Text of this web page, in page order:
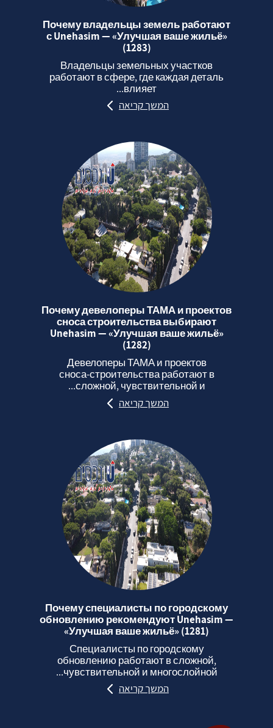
Почему владельцы земель работают
с Unehasim — «Улучшая ваше жильё»
(1283)
Владельцы земельных участков
работают в сфере, где каждая деталь
влияет...
המשך קריאה
Почему девелоперы ТАМА и проектов
сноса строительства выбирают
Unehasim — «Улучшая ваше жильё»
(1282)
Девелоперы ТАМА и проектов
сноса‑строительства работают в
сложной, чувствительной и...
המשך קריאה
Почему специалисты по городскому
обновлению рекомендуют Unehasim —
«Улучшая ваше жильё» (1281)
Специалисты по городскому
обновлению работают в сложной,
чувствительной и многослойной...
המשך קריאה